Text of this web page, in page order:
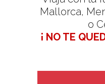
Mallorca,
o
¡ NO TE